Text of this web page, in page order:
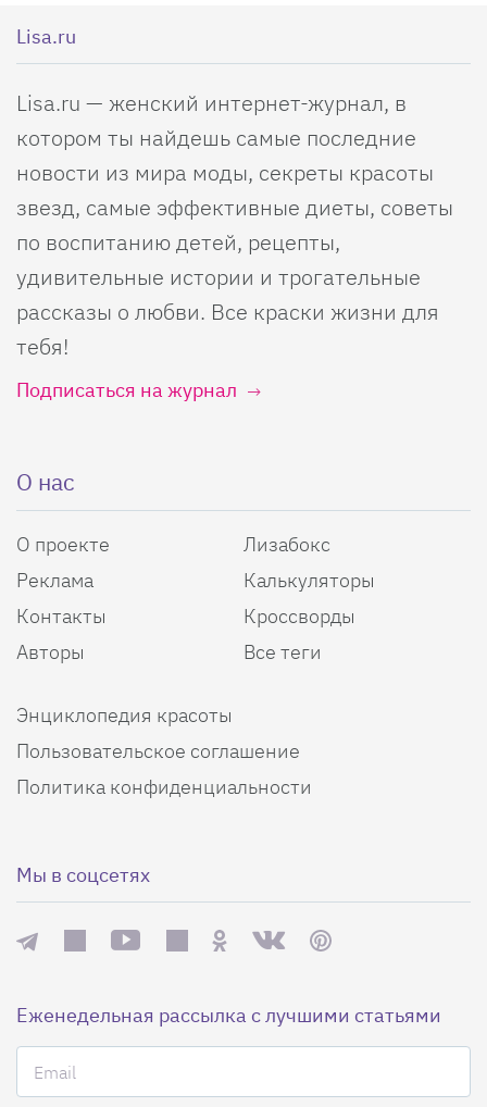
Lisa.ru
Lisa.ru — женский интернет-журнал, в
котором ты найдешь самые последние
новости из мира моды, секреты красоты
звезд, самые эффективные диеты, советы
по воспитанию детей, рецепты,
удивительные истории и трогательные
рассказы о любви. Все краски жизни для
тебя!
Подписаться на журнал
О нас
О проекте
Реклама
Контакты
Авторы
Лизабокс
Калькуляторы
Кроссворды
Все теги
Энциклопедия красоты
Пользовательское соглашение
Политика конфиденциальности
Мы в соцсетях
Еженедельная рассылка с лучшими статьями